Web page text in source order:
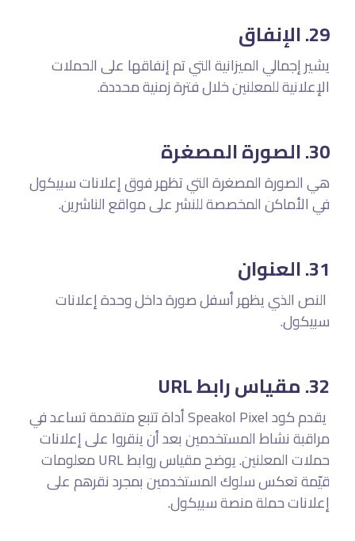
29. الإنفاق
يشير إجمالي الميزانية التي تم إنفاقها على الحملات
الإعلانية للمعلنين خلال فترة زمنية محددة.
30. الصورة المصغرة
هي الصورة المصغرة التي تظهر فوق إعلانات سبيكول
في الأماكن المخصصة للنشر على مواقع الناشرين.
31. العنوان
النص الذي يظهر أسفل صورة داخل وحدة إعلانات
سبيكول.
32. مقياس رابط URL
يقدم كود Speakol Pixel أداة تتبع متقدمة تساعد في
مراقبة نشاط المستخدمين بعد أن ينقروا على إعلانات
حملات المعلنين. يوضح مقياس روابط URL معلومات
قيّمة تعكس سلوك المستخدمين بمجرد نقرهم على
إعلانات حملة منصة سبيكول.